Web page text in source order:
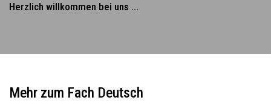
Herzlich willkommen bei uns ...
Mehr zum Fach Deutsch